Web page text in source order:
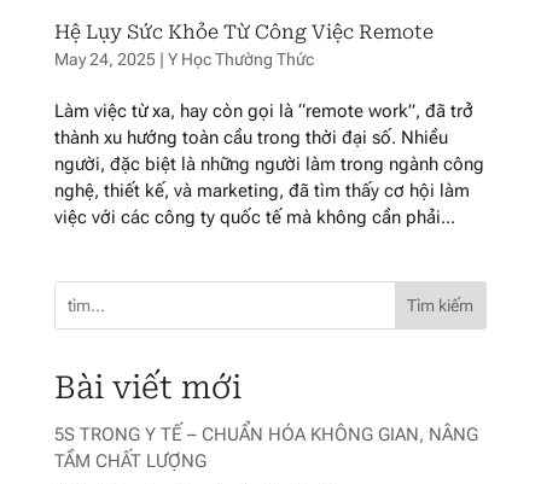
Hệ Lụy Sức Khỏe Từ Công Việc Remote
May 24, 2025| Y Học Thường Thức
Làm việc từ xa, hay còn gọi là “remote work”, đã trở
thành xu hướng toàn cầu trong thời đại số. Nhiều
người, đặc biệt là những người làm trong ngành công
nghệ, thiết kế, và marketing, đã tìm thấy cơ hội làm
việc với các công ty quốc tế mà không cần phải...
Tìm kiếm
Bài viết mới
5S TRONG Y TẾ – CHUẨN HÓA KHÔNG GIAN, NÂNG
TẦM CHẤT LƯỢNG